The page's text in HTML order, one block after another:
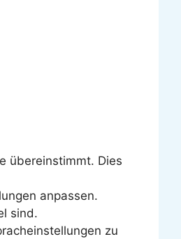
übereinstimmt. Dies
anpassen.
sind.
zu